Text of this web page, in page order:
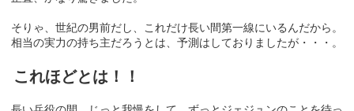
そりゃ、世紀の男前だし、これだけ長い間第一線にいるんだから。
相当の実力の持ち主だろうとは、予測はしておりましたが・・・。
これほどとは！！